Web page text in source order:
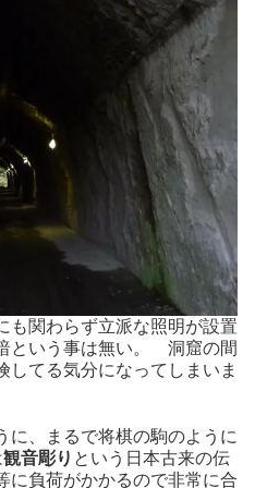
関わらず立派な照明が設置
という事は無い。 洞窟の間
してる気分になってしまいま
、まるで将棋の駒のように
観音彫り という日本古来の伝
に負荷がかかるので非常に合